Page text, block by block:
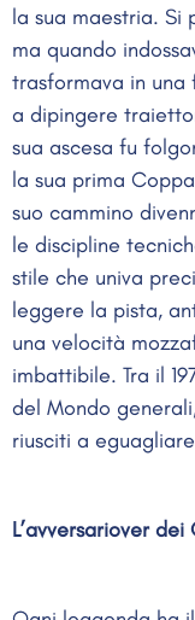
la sua maestria. Si
ma quando
trasformava in
a dipingere
sua ascesa fu
la sua prima
suo cammino
le discipline
stile che univa
leggere la pista,
una velocità
imbattibile. Tra il
del Mondo
riusciti a
L’avversariover